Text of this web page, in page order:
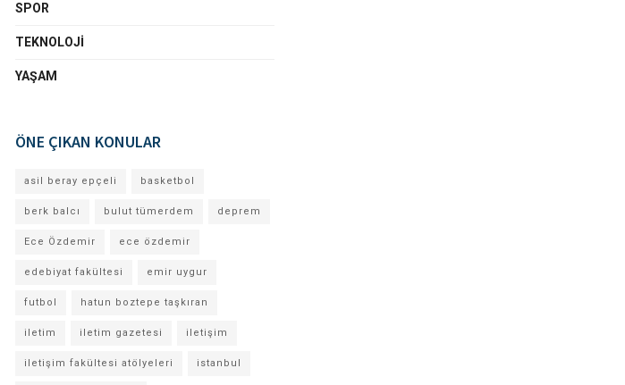
SPOR
TEKNOLOJI
YAŞAM
ÖNE ÇIKAN KONULAR
asil beray epçeli basketbol
berk balcı bulut tümerdem deprem
Ece Özdemir ece özdemir
edebiyat fakültesi emir uygur
futbol hatun boztepe taşkıran
iletim iletim gazetesi iletişim
iletişim fakültesi atölyeleri istanbul